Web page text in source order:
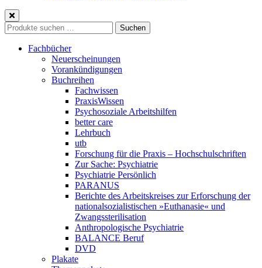
Suche
nach:
Suchen
Fachbücher
Neuerscheinungen
Vorankündigungen
Buchreihen
Fachwissen
PraxisWissen
Psychosoziale Arbeitshilfen
better care
Lehrbuch
utb
Forschung für die Praxis – Hochschulschriften
Zur Sache: Psychiatrie
Psychiatrie Persönlich
PARANUS
Berichte des Arbeitskreises zur Erforschung der
nationalsozialistischen »Euthanasie« und
Zwangssterilisation
Anthropologische Psychiatrie
BALANCE Beruf
DVD
Plakate